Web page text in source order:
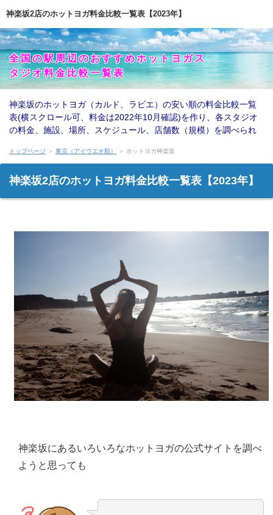
神楽坂2店のホットヨガ料金比較一覧表【2023年】
全国の駅周辺のおすすめホットヨガス
タジオ料金比較一覧表
神楽坂のホットヨガ（カルド、ラビエ）の安い順の料金比較一覧
表(横スクロール可、料金は2022年10月確認)を作り、各スタジオ
の料金、施設、場所、スケジュール、店舗数（規模）を調べられ
しています。
トップページ ＞ 東京（アイウエオ順） ＞ ホットヨガ神楽坂
神楽坂2店のホットヨガ料金比較一覧表【2023年】
神楽坂にあるいろいろなホットヨガの公式サイトを調べ
ようと思っても